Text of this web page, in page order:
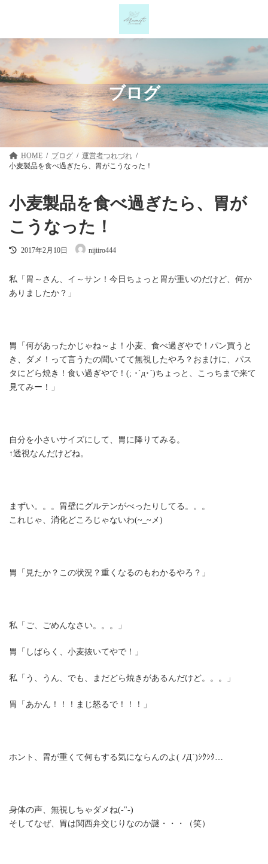
ン
へ
ス
キ
ッ
プ
ー
ョ
ン
に
移
動
ブログ
HOME ブログ
運営者つれづれ
小麦製品を食べ過ぎたら、胃がこうなった！
小麦製品を食べ過ぎたら、胃が
こうなった！
最
新
時
2017年2月10日 nijiiro444
私「胃～さん、イ～サン！今日ちょっと胃が重いのだけど、何か
ありましたか？」
胃「何があったかじゃね～よ！小麦、食べ過ぎやで！パン買うと
き、ダメ！って言うたの聞いてて無視したやろ？おまけに、パス
タにどら焼き！食い過ぎやで！(; ･`д･´)ちょっと、こっちまで来て
見てみー！」
自分を小さいサイズにして、胃に降りてみる。
↑透視なんだけどね。
まずい。。。胃壁にグルテンがべったりしてる。。。
これじゃ、消化どころじゃないわ(~_~メ)
胃「見たか？この状況？重くなるのもわかるやろ？」
私「ご、ごめんなさい。。。」
胃「しばらく、小麦抜いてやで！」
私「う、うん、でも、まだどら焼きがあるんだけど。。。」
胃「あかん！！！まじ怒るで！！！」
ホント、胃が重くて何もする気にならんのよ( ﾉД`)ｼｸｼｸ…
身体の声、無視しちゃダメね(-"-)
そしてなぜ、胃は関西弁交じりなのか謎・・・（笑）